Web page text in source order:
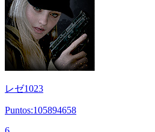
レゼ1023
Puntos:105894658